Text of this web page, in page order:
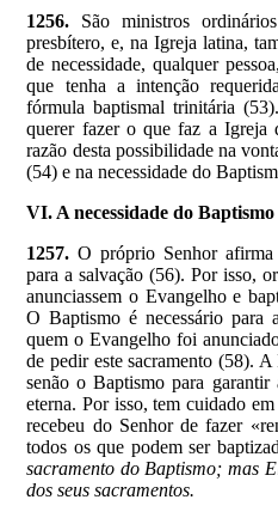
1256.
São ministros
presbítero, e, na Igreja latina,
de necessidade, qualquer
que tenha a intenção
fórmula baptismal trinitária
querer fazer o que faz a Igreja
razão desta possibilidade na
(54) e na necessidade do
VI. A necessidade do Baptismo
1257. O próprio Senhor
para a salvação (56). Por isso,
anunciassem o Evangelho e
O Baptismo é necessário para
quem o Evangelho foi
de pedir este sacramento (58).
senão o Baptismo para garantir
eterna. Por isso, tem cuidado
recebeu do Senhor de fazer
todos os que podem ser
sacramento do Baptismo; mas
dos seus sacramentos.